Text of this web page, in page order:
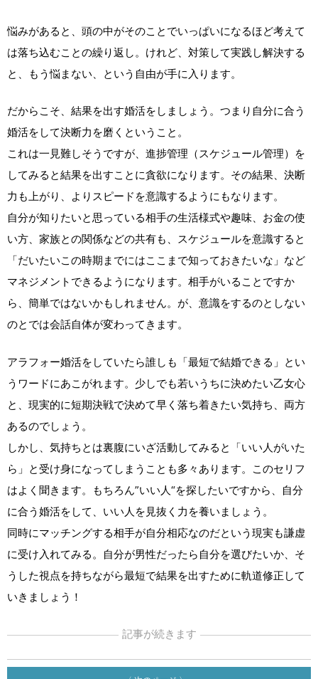
悩みがあると、頭の中がそのことでいっぱいになるほど考えて
は落ち込むことの繰り返し。けれど、対策して実践し解決する
と、もう悩まない、という自由が手に入ります。
だからこそ、結果を出す婚活をしましょう。つまり自分に合う
婚活をして決断力を磨くということ。
これは一見難しそうですが、進捗管理（スケジュール管理）を
してみると結果を出すことに貪欲になります。その結果、決断
力も上がり、よりスピードを意識するようにもなります。
自分が知りたいと思っている相手の生活様式や趣味、お金の使
い方、家族との関係などの共有も、スケジュールを意識すると
「だいたいこの時期までにはここまで知っておきたいな」など
マネジメントできるようになります。相手がいることですか
ら、簡単ではないかもしれません。が、意識をするのとしない
のとでは会話自体が変わってきます。
アラフォー婚活をしていたら誰しも「最短で結婚できる」とい
うワードにあこがれます。少しでも若いうちに決めたい乙女心
と、現実的に短期決戦で決めて早く落ち着きたい気持ち、両方
あるのでしょう。
しかし、気持ちとは裏腹にいざ活動してみると「いい人がいた
ら」と受け身になってしまうことも多々あります。このセリフ
はよく聞きます。もちろん”いい人“を探したいですから、自分
に合う婚活をして、いい人を見抜く力を養いましょう。
同時にマッチングする相手が自分相応なのだという現実も謙虚
に受け入れてみる。自分が男性だったら自分を選びたいか、そ
うした視点を持ちながら最短で結果を出すために軌道修正して
いきましょう！
記事が続きます